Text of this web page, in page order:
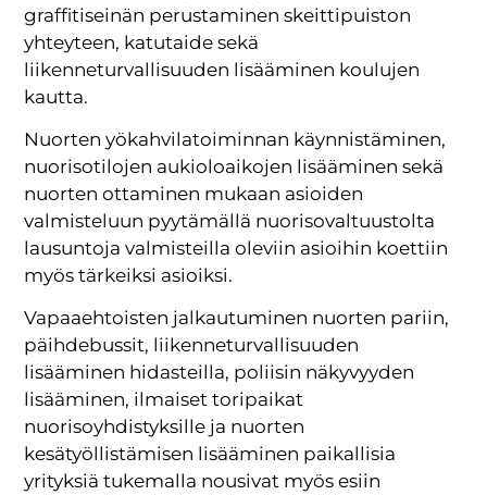
graffitiseinän perustaminen skeittipuiston
yhteyteen, katutaide sekä
liikenneturvallisuuden lisääminen koulujen
kautta.
Nuorten yökahvilatoiminnan käynnistäminen,
nuorisotilojen aukioloaikojen lisääminen sekä
nuorten ottaminen mukaan asioiden
valmisteluun pyytämällä nuorisovaltuustolta
lausuntoja valmisteilla oleviin asioihin koettiin
myös tärkeiksi asioiksi.
Vapaaehtoisten jalkautuminen nuorten pariin,
päihdebussit, liikenneturvallisuuden
lisääminen hidasteilla, poliisin näkyvyyden
lisääminen, ilmaiset toripaikat
nuorisoyhdistyksille ja nuorten
kesätyöllistämisen lisääminen paikallisia
yrityksiä tukemalla nousivat myös esiin